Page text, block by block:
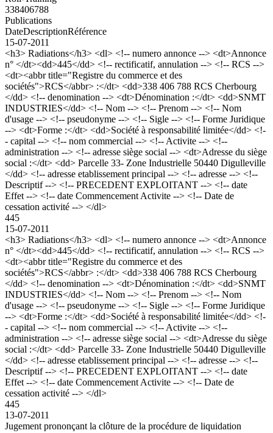
338406788
Publications
DateDescriptionRéférence
15-07-2011
<h3> Radiations</h3> <dl> <!-- numero annonce --> <dt>Annonce
n° </dt><dd>445</dd> <!-- rectificatif, annulation --> <!-- RCS -->
<dt><abbr title="Registre du commerce et des
sociétés">RCS</abbr> :</dt> <dd>338 406 788 RCS Cherbourg
</dd> <!-- denomination --> <dt>Dénomination :</dt> <dd>SNMT
INDUSTRIES</dd> <!-- Nom --> <!-- Prenom --> <!-- Nom
d'usage --> <!-- pseudonyme --> <!-- Sigle --> <!-- Forme Juridique
--> <dt>Forme :</dt> <dd>Société à responsabilité limitée</dd> <!-
- capital --> <!-- nom commercial --> <!-- Activite --> <!--
administration --> <!-- adresse siège social --> <dt>Adresse du siège
social :</dt> <dd> Parcelle 33- Zone Industrielle 50440 Digulleville
</dd> <!-- adresse etablissement principal --> <!-- adresse --> <!--
Descriptif --> <!-- PRECEDENT EXPLOITANT --> <!-- date
Effet --> <!-- date Commencement Activite --> <!-- Date de
cessation activité --> </dl>
445
15-07-2011
<h3> Radiations</h3> <dl> <!-- numero annonce --> <dt>Annonce
n° </dt><dd>445</dd> <!-- rectificatif, annulation --> <!-- RCS -->
<dt><abbr title="Registre du commerce et des
sociétés">RCS</abbr> :</dt> <dd>338 406 788 RCS Cherbourg
</dd> <!-- denomination --> <dt>Dénomination :</dt> <dd>SNMT
INDUSTRIES</dd> <!-- Nom --> <!-- Prenom --> <!-- Nom
d'usage --> <!-- pseudonyme --> <!-- Sigle --> <!-- Forme Juridique
--> <dt>Forme :</dt> <dd>Société à responsabilité limitée</dd> <!-
- capital --> <!-- nom commercial --> <!-- Activite --> <!--
administration --> <!-- adresse siège social --> <dt>Adresse du siège
social :</dt> <dd> Parcelle 33- Zone Industrielle 50440 Digulleville
</dd> <!-- adresse etablissement principal --> <!-- adresse --> <!--
Descriptif --> <!-- PRECEDENT EXPLOITANT --> <!-- date
Effet --> <!-- date Commencement Activite --> <!-- Date de
cessation activité --> </dl>
445
13-07-2011
Jugement prononçant la clôture de la procédure de liquidation